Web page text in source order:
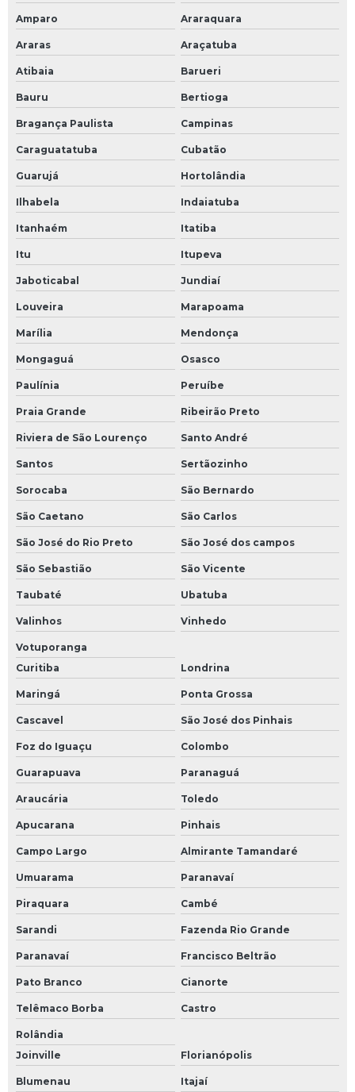
Amparo Araraquara
Araras Araçatuba
Atibaia Barueri
Bauru Bertioga
Bragança Paulista Campinas
Caraguatatuba Cubatão
Guarujá Hortolândia
Ilhabela Indaiatuba
Itanhaém Itatiba
Itu Itupeva
Jaboticabal Jundiaí
Louveira Marapoama
Marília Mendonça
Mongaguá Osasco
Paulínia Peruíbe
Praia Grande Ribeirão Preto
Riviera de São Lourenço Santo André
Santos Sertãozinho
Sorocaba São Bernardo
São Caetano São Carlos
São José do Rio Preto São José dos campos
São Sebastião São Vicente
Taubaté Ubatuba
Valinhos Vinhedo
Votuporanga
Curitiba
Londrina
Maringá Ponta Grossa
Cascavel São José dos Pinhais
Foz do Iguaçu Colombo
Guarapuava Paranaguá
Araucária Toledo
Apucarana Pinhais
Campo Largo Almirante Tamandaré
Umuarama Paranavaí
Piraquara Cambé
Sarandi Fazenda Rio Grande
Paranavaí Francisco Beltrão
Pato Branco Cianorte
Telêmaco Borba Castro
Rolândia
Joinville
Florianópolis
Blumenau Itajaí